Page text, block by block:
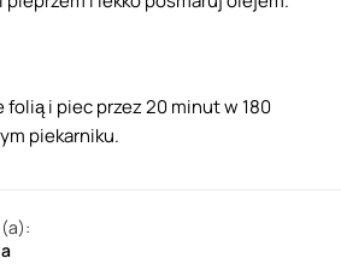
folią i piec przez 20 minut w 180
piekarniku.
(a):